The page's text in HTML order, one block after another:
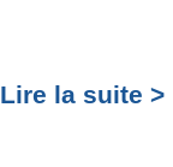
Lire la suite >